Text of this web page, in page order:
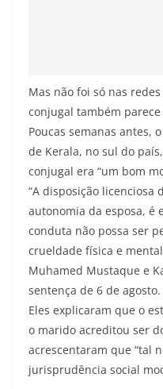
Mas não foi só nas
conjugal também
Poucas semanas antes,
de Kerala, no sul do
conjugal era “um bom
“A disposição licenciosa
autonomia da esposa, é
conduta não possa ser
crueldade física e
Muhamed Mustaque e
sentença de 6 de agosto.
Eles explicaram que o
o marido acreditou ser
acrescentaram que “tal
jurisprudência social